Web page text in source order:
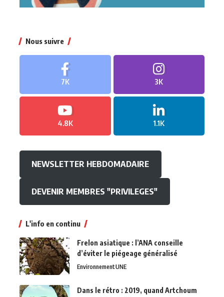
Nous suivre
7K 3K
4.8K 1.1K
NEWSLETTER HEBDOMADAIRE
DEVENIR MEMBRES "PRIVILEGES"
L'info en continu
Frelon asiatique : l’ANA conseille
d’éviter le piégeage généralisé
EnvironnementUNE
Dans le rétro : 2019, quand Artchoum